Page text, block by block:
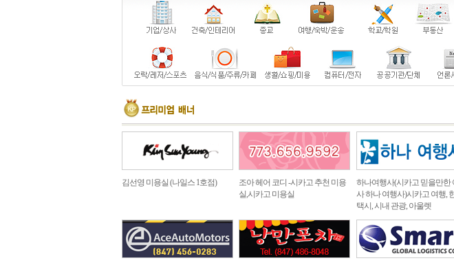
김선영 미용실 (나일스 1호점)
조아 헤어 코디 -시카고 추천 미용
실,시카고 미용실
하나여행사(시카고 믿을만한
사 하나 여행사)시카고 여행,
택시, 시내 관광, 아울렛